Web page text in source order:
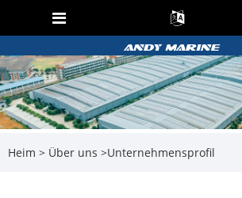
Heim > Über uns >Unternehmensprofil